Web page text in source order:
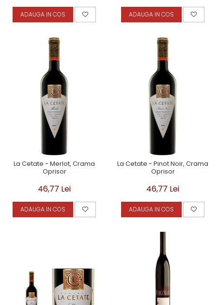
ADAUGA IN COS ADAUGA IN COS
La Cetate - Merlot, Crama
Oprisor
46,77 Lei
ADAUGA IN COS
La Cetate - Pinot Noir, Crama
Oprisor
46,77 Lei
ADAUGA IN COS